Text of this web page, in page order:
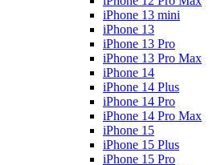
iPhone 13 mini
iPhone 13
iPhone 13 Pro
iPhone 13 Pro Max
iPhone 14
iPhone 14 Plus
iPhone 14 Pro
iPhone 14 Pro Max
iPhone 15
iPhone 15 Plus
iPhone 15 Pro